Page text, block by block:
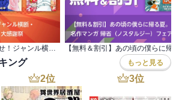
ング もっと見る
2位 3位